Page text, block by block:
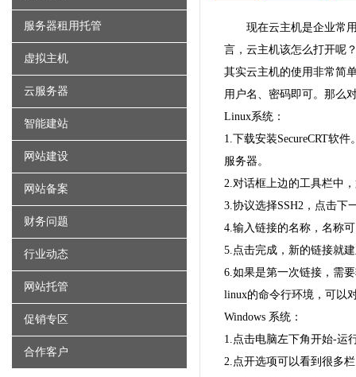
服务器租用托管
虚拟主机
云服务器
智能建站
网站建设
网站备案
财务问题
行业动态
网站托管
促销专区
合作客户
现在云主机是企业常
言，云主机该怎么打开呢
其实云主机的使用非常简
用户名、密码即可。那么
Linux系统：
1.下载安装SecureCRT软
服务器。
2.对话框上边的工具栏中
3.协议选择SSH2，点击下
4.输入链接的名称，名称
5.点击完成，新的链接就
6.如果是第一次链接，需
linux的命令行环境，可以
Windows 系统：
1.点击电脑左下角开始-运
2.点开选项可以看到很多